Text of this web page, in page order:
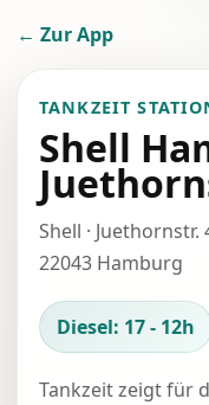
← Zur App
TANKZEIT
Shell
Shell · Juethornstr.
22043 Hamburg
Diesel: 17 - 12h
Tankzeit zeigt für